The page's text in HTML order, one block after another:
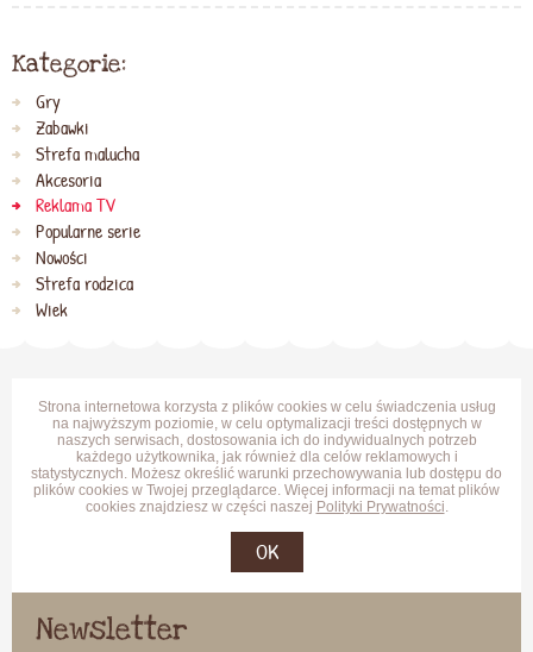
Kategorie:
Gry
Zabawki
Strefa malucha
Akcesoria
Reklama TV
Popularne serie
Nowości
Strefa rodzica
Wiek
Strona internetowa korzysta z plików cookies w celu świadczenia usług
na najwyższym poziomie, w celu optymalizacji treści dostępnych w
naszych serwisach, dostosowania ich do indywidualnych potrzeb
każdego użytkownika, jak również dla celów reklamowych i
statystycznych. Możesz określić warunki przechowywania lub dostępu do
plików cookies w Twojej przeglądarce. Więcej informacji na temat plików
cookies znajdziesz w części naszej Polityki Prywatności.
OK
Newsletter